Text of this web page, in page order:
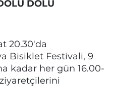
DOLU
20.30'da
Bisiklet Festivali, 9
kadar her gün 16.00-